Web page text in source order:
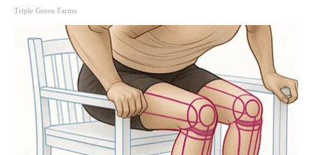
Triple Green Farms